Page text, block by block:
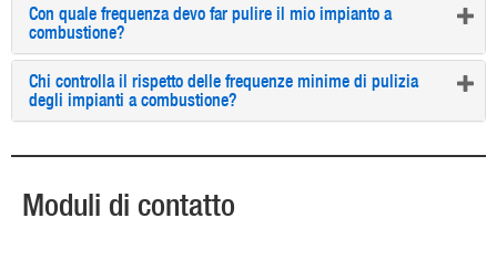
Con quale frequenza devo far pulire il mio impianto a
combustione?
Chi controlla il rispetto delle frequenze minime di pulizia
degli impianti a combustione?
Moduli di contatto